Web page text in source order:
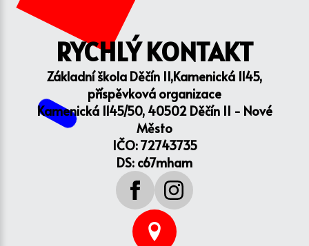
RYCHLÝ KONTAKT
Základní škola Děčín II,Kamenická 1145,
příspěvková organizace
Kamenická 1145/50, 40502 Děčín II - Nové
Město
IČO: 72743735
DS: c67mham